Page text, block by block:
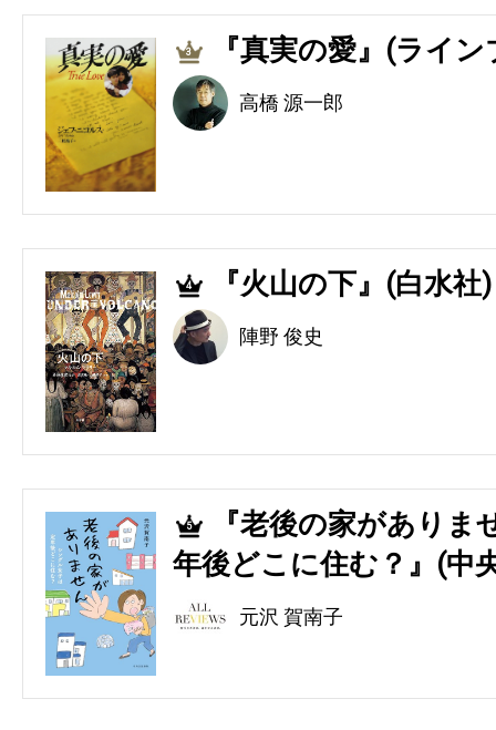
3 『真実の愛』(ライ
高橋 源一郎
4 『火山の下』(白水社)
陣野 俊史
5
『老後の家があり
年後どこに住む？』(中
元沢 賀南子